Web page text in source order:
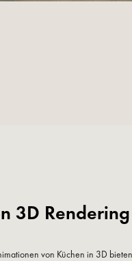
3D
von Küchen in 3D